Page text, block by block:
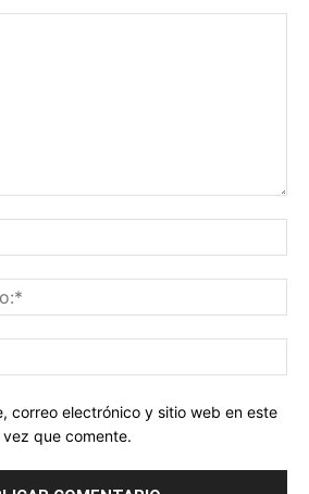
correo electrónico y sitio web en este
que comente.